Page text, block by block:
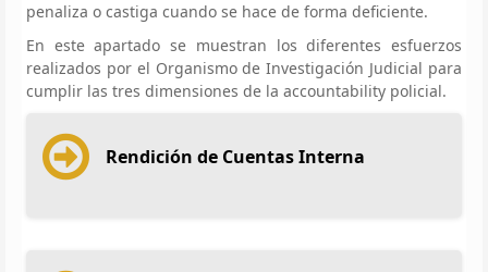
penaliza o castiga cuando se hace de forma deficiente.
En este apartado se muestran los diferentes esfuerzos
realizados por el Organismo de Investigación Judicial para
cumplir las tres dimensiones de la accountability policial.
Rendición de Cuentas Interna